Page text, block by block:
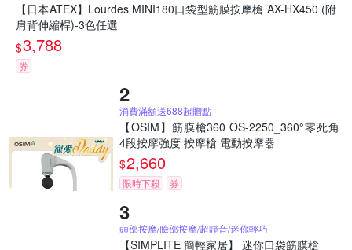
【日本ATEX】Lourdes MINI180口袋型筋膜按摩槍 AX-HX450 (附
肩背伸縮桿)-3色任選
$3,788
券
消費滿額送688超贈點
【OSIM】筋膜槍360 OS-2250_360°零死角
4段按摩強度 按摩槍 電動按摩器
$2,660
限時下殺 券
頭部按摩/臉部按摩/超靜音/迷你輕巧
【SIMPLITE 簡輕家居】 迷你口袋筋膜槍